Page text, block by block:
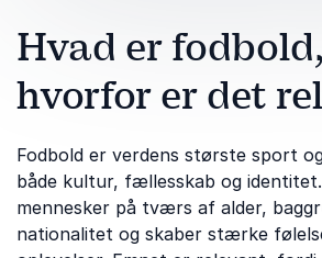
Hvad er
hvorfor er det
Fodbold er verdens største sport
både kultur, fællesskab og
mennesker på tværs af alder,
nationalitet og skaber stærke